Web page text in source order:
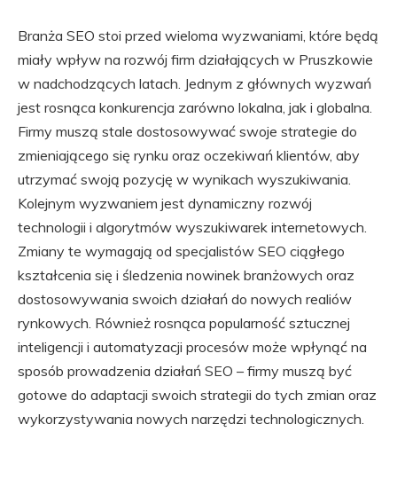
Branża SEO stoi przed wieloma wyzwaniami, które będą
miały wpływ na rozwój firm działających w Pruszkowie
w nadchodzących latach. Jednym z głównych wyzwań
jest rosnąca konkurencja zarówno lokalna, jak i globalna.
Firmy muszą stale dostosowywać swoje strategie do
zmieniającego się rynku oraz oczekiwań klientów, aby
utrzymać swoją pozycję w wynikach wyszukiwania.
Kolejnym wyzwaniem jest dynamiczny rozwój
technologii i algorytmów wyszukiwarek internetowych.
Zmiany te wymagają od specjalistów SEO ciągłego
kształcenia się i śledzenia nowinek branżowych oraz
dostosowywania swoich działań do nowych realiów
rynkowych. Również rosnąca popularność sztucznej
inteligencji i automatyzacji procesów może wpłynąć na
sposób prowadzenia działań SEO – firmy muszą być
gotowe do adaptacji swoich strategii do tych zmian oraz
wykorzystywania nowych narzędzi technologicznych.